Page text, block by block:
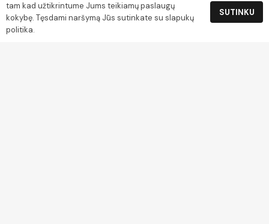
Rekvizitai
tam kad užtikrintume Jums teikiamų paslaugų
kokybę. Tęsdami naršymą Jūs sutinkate su slapukų
politika.
SUTINKU